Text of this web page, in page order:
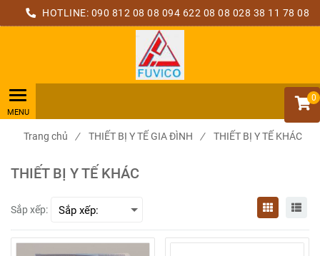
HOTLINE: 090 812 08 08 094 622 08 08 028 38 11 78 08
0
Trang chủ / THIẾT BỊ Y TẾ GIA ĐÌNH / THIẾT BỊ Y TẾ KHÁC
THIẾT BỊ Y TẾ KHÁC
Sắp xếp: